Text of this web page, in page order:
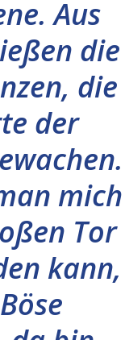
Aus
die
die
der
mich
Tor
kann,